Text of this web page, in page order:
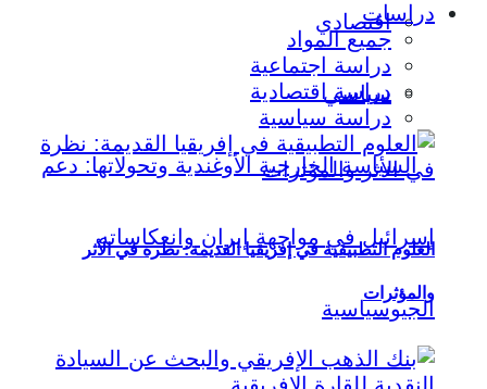
اقتصادي
سياسي
دراسات
جميع المواد
دراسة اجتماعية
دراسة اقتصادية
دراسة سياسية
العلوم التطبيقية في إفريقيا القديمة: نظرة في الأثر
والمؤثرات